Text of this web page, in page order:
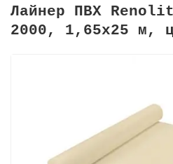
Лайнер ПВХ
2000, 1,65х25 м,